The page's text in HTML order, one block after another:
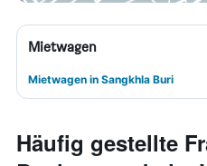
Mietwagen
Mietwagen in Sangkhla Buri
Häufig gestellte